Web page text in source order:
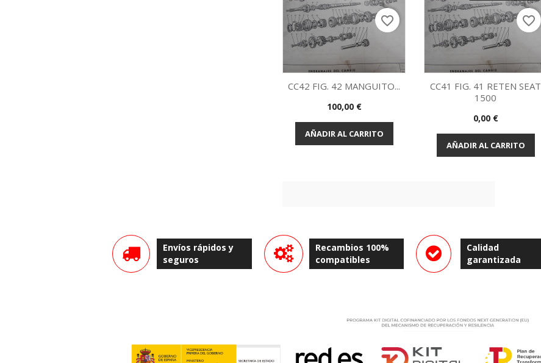
Vista rápida
CC42 FIG. 42 MANGUITO...
Precio
100,00 €
AÑADIR AL CARRITO
favorite_border
Vista rápida
CC41 FIG. 41 RETEN SEAT
1500
Precio
0,00 €
AÑADIR AL CARRITO
favorite_border
Envíos rápidos y
seguros
Recambios 100%
compatibles
Calidad
garantizada